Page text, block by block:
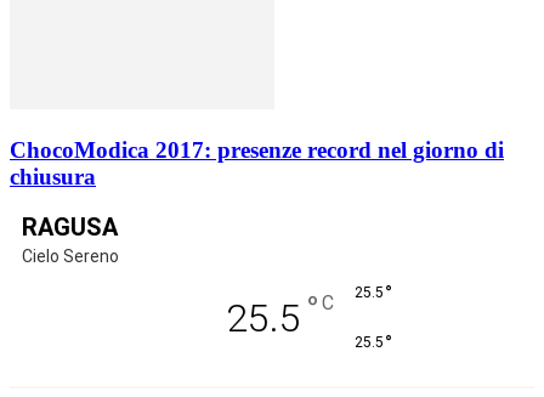
ChocoModica 2017: presenze record nel giorno di
chiusura
RAGUSA
Cielo Sereno
25.5 ° C 25.5 °
25.5 °